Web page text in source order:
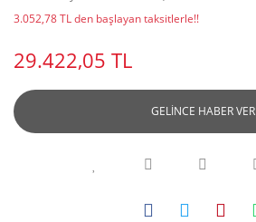
3.052,78 TL den başlayan taksitlerle!!
29.422,05 TL
GELİNCE HABER VER